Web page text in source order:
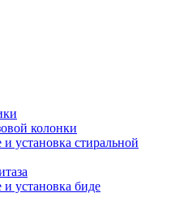
колонки
установка стиральной
установка биде